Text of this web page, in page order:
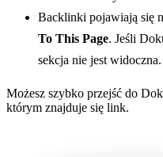
Backlinki pojawiają się
To This Page. Jeśli
sekcja nie jest widoczna.
Możesz szybko przejść do
którym znajduje się link.